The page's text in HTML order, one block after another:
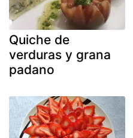
Quiche de
verduras y grana
padano